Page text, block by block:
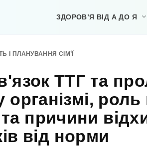
ЗДОРОВ’Я ВІД А ДО Я
І ПЛАНУВАННЯ СІМ’Ї
ТТГ та
організмі,
причини
від норми